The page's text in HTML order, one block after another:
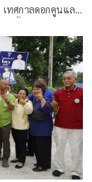
เทศกาลดอกคูนและ
ถนนศรีจันทร์